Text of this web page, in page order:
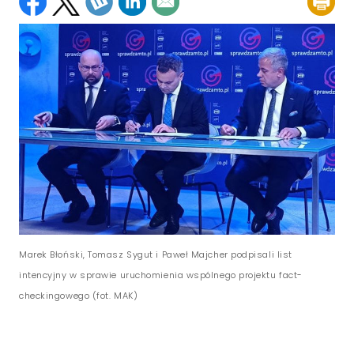
Marek Błoński, Tomasz Sygut i Paweł Majcher podpisali list
intencyjny w sprawie uruchomienia wspólnego projektu fact-
checkingowego (fot. MAK)